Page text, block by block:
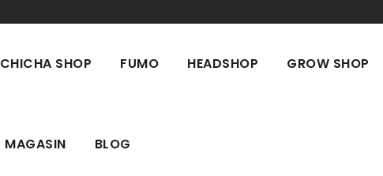
CHICHA SHOP FUMO HEADSHOP GROW SHOP
MAGASIN BLOG